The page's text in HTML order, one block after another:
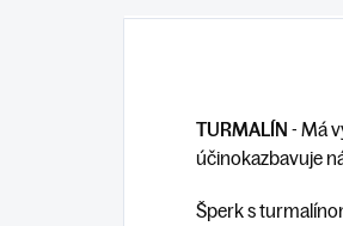
TURMALÍN - Má
účinokazbavuje
Šperk s